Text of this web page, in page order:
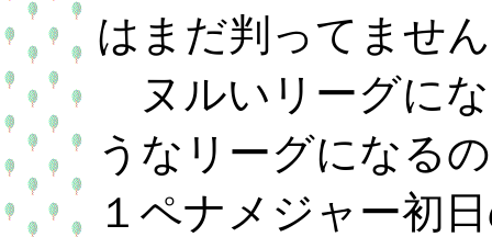
はまだ判ってませ
ヌルいリーグに
うなリーグになる
１ペナメジャー初